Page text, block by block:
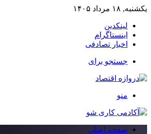
یکشنبه, ۱۸ مرداد ۱۴۰۵
لینکدین
اینستاگرام
اخبار تصادفی
جستجو برای
منو
صفحه اصلی